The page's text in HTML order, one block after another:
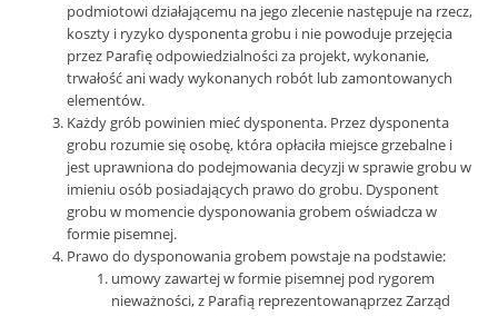
podmiotowi działającemu na jego zlecenie następuje na rzecz,
koszty i ryzyko dysponenta grobu i nie powoduje przejęcia
przez Parafię odpowiedzialności za projekt, wykonanie,
trwałość ani wady wykonanych robót lub zamontowanych
elementów.
Każdy grób powinien mieć dysponenta. Przez dysponenta
grobu rozumie się osobę, która opłaciła miejsce grzebalne i
jest uprawniona do podejmowania decyzji w sprawie grobu w
imieniu osób posiadających prawo do grobu. Dysponent
grobu w momencie dysponowania grobem oświadcza w
formie pisemnej.
Prawo do dysponowania grobem powstaje na podstawie:
umowy zawartej w formie pisemnej pod rygorem
nieważności, z Parafią reprezentowanąprzez Zarząd